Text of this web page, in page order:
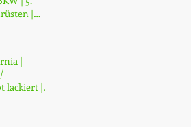
|
|
lackiert |